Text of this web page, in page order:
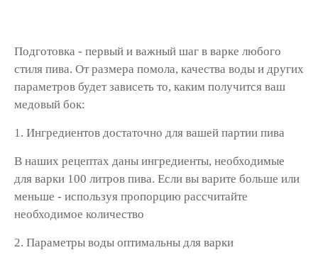
Подготовка - первый и важный шаг в варке любого
стиля пива. От размера помола, качества воды и других
параметров будет зависеть то, каким получится ваш
медовый бок:
1. Ингредиентов достаточно для вашей партии пива
В наших рецептах даны ингредиенты, необходимые
для варки 100 литров пива. Если вы варите больше или
меньше - используя пропорцию рассчитайте
необходимое количество
2. Параметры воды оптимальны для варки